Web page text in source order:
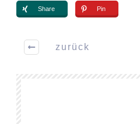
Share Pin
zurück